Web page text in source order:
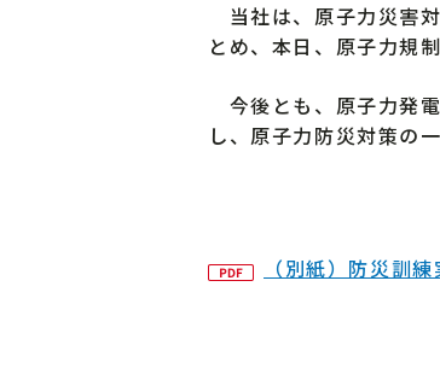
当社は、原子力災害
とめ、本日、原子力規
今後とも、原子力発
し、原子力防災対策の
（別紙）防災訓